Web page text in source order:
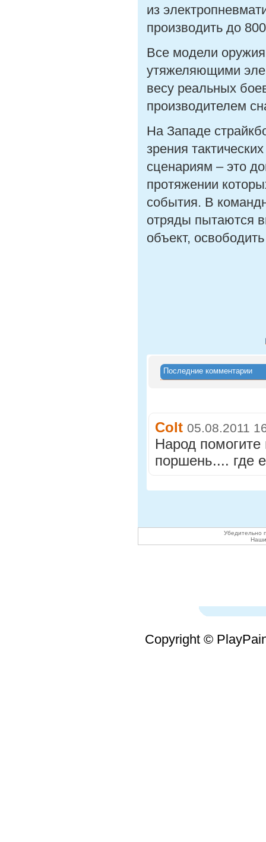
из
производить до
Все модели
утяжеляющими
весу реальных
производителем
На Западе
зрения
сценариям – это
протяжении
события. В
отряды пытаются
объект,
Последние комментарии
Colt 05.08.2011
Народ
поршень.... где
Убедительно
Наши
Copyright ©